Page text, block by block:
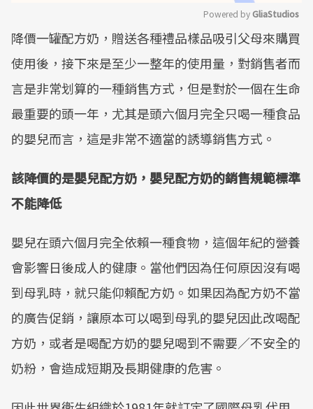
Mute
Powered by GliaStudios
降價一罐配方奶，贈送各種禮品樣品吸引父母來購買
使用後，接下來是至少一整年的使用量，對銷售者而
言是非常划算的一種銷售方式，但是對於一個在生命
最重要的頭一年，尤其是頭六個月完全只喝一種食品
的嬰兒而言，這是非常不適當的誘導銷售方式。
該降價的是嬰兒配方奶，嬰兒配方奶的銷售規範標準
不能降低
嬰兒在頭六個月完全依賴一種食物，這個年紀的營養
會影響日後成人的健康。當他們因為任何原因沒有喝
到母乳時，就只能仰賴配方奶。如果因為配方奶不當
的廣告促銷，讓原本可以喝到母乳的嬰兒因此改喝配
方奶，或者是喝配方奶的嬰兒喝到不需要／不安全的
奶粉，會造成短期及長期健康的危害。